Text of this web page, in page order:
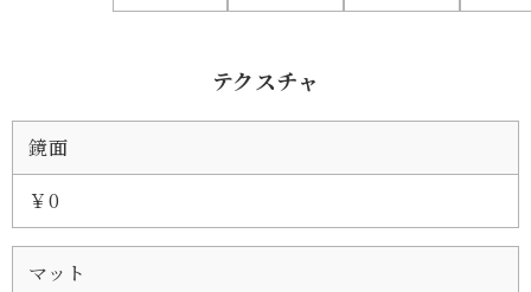
テクスチャ
鏡面
￥0
マット